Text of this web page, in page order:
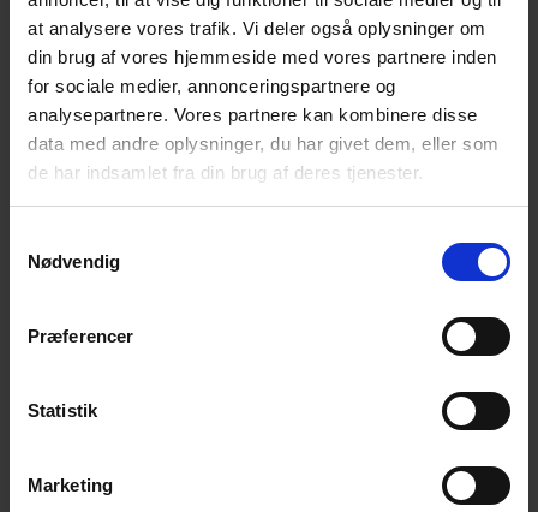
at analysere vores trafik. Vi deler også oplysninger om
din brug af vores hjemmeside med vores partnere inden
for sociale medier, annonceringspartnere og
analysepartnere. Vores partnere kan kombinere disse
data med andre oplysninger, du har givet dem, eller som
de har indsamlet fra din brug af deres tjenester.
Nødvendig
Præferencer
Statistik
Marketing
SISTEMAS DE TRANSFERENCIA DE
Transferencia de combustible - de tanque a tanque, de
tanque a vehículo o de tanque a aeronave. Nuestra amplia